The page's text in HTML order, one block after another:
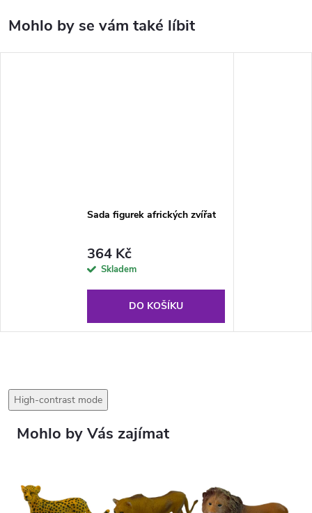
Sada figurek afrických zvířat
364 Kč
Skladem
DO KOŠÍKU
High-contrast mode